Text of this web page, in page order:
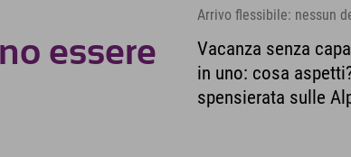
essere
Arrivo flessibile: nessun
Vacanza senza
in uno: cosa
spensierata sulle